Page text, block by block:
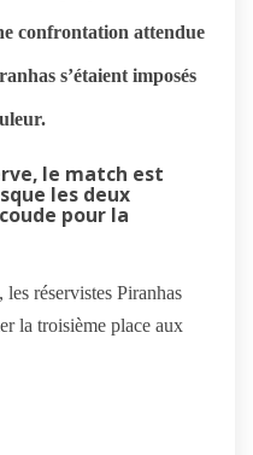
confrontation attendue
s’étaient imposés
le match est
les deux
pour la
réservistes Piranhas
la troisième place aux